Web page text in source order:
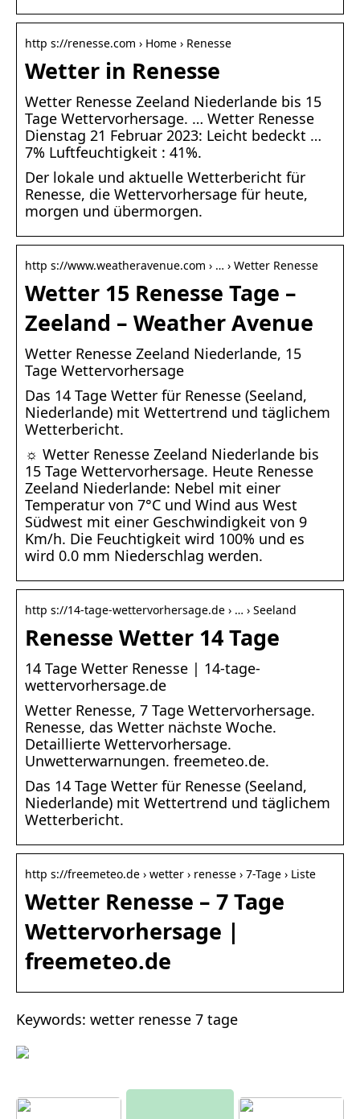
http s://renesse.com › Home › Renesse
Wetter in Renesse
Wetter Renesse Zeeland Niederlande bis 15
Tage Wettervorhersage. … Wetter Renesse
Dienstag 21 Februar 2023: Leicht bedeckt …
7% Luftfeuchtigkeit : 41%.
Der lokale und aktuelle Wetterbericht für
Renesse, die Wettervorhersage für heute,
morgen und übermorgen.
http s://www.weatheravenue.com › … › Wetter Renesse
Wetter 15 Renesse Tage –
Zeeland – Weather Avenue
Wetter Renesse Zeeland Niederlande, 15
Tage Wettervorhersage
Das 14 Tage Wetter für Renesse (Seeland,
Niederlande) mit Wettertrend und täglichem
Wetterbericht.
☼ Wetter Renesse Zeeland Niederlande bis
15 Tage Wettervorhersage. Heute Renesse
Zeeland Niederlande: Nebel mit einer
Temperatur von 7°C und Wind aus West
Südwest mit einer Geschwindigkeit von 9
Km/h. Die Feuchtigkeit wird 100% und es
wird 0.0 mm Niederschlag werden.
http s://14-tage-wettervorhersage.de › … › Seeland
Renesse Wetter 14 Tage
14 Tage Wetter Renesse | 14-tage-
wettervorhersage.de
Wetter Renesse, 7 Tage Wettervorhersage.
Renesse, das Wetter nächste Woche.
Detaillierte Wettervorhersage.
Unwetterwarnungen. freemeteo.de.
Das 14 Tage Wetter für Renesse (Seeland,
Niederlande) mit Wettertrend und täglichem
Wetterbericht.
http s://freemeteo.de › wetter › renesse › 7-Tage › Liste
Wetter Renesse – 7 Tage
Wettervorhersage |
freemeteo.de
Keywords: wetter renesse 7 tage